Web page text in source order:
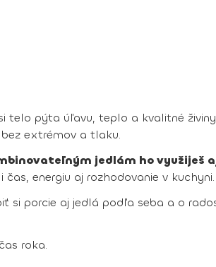
telo pýta úľavu, teplo a kvalitné
extrémov a tlaku.
jedlám ho využiješ
energiu aj rozhodovanie v kuchyni.
si porcie aj jedlá podľa seba a o
roka.